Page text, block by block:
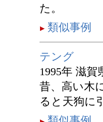
た。
類似事例
テング
1995年 滋賀
昔、高い木
ると天狗に